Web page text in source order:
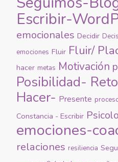
Escribir-
emocionales Decidir
emociones Fluir Fluir/
hacer metas Motivación
Posibilidad-
Hacer- Presente
Constancia - Escribir
emociones-
relaciones resiliencia